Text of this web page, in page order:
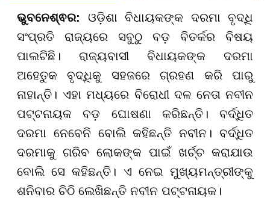
ଭୁବନେଶ୍ଵର: ଓଡ଼ିଶା ବିଧାୟକଙ୍କ ଦରମା ବୃଦ୍ଧି
ସଂପ୍ରତି ରାଜ୍ୟରେ ସବୁଠୁ ବଡ଼ ବିତର୍କର ବିଷୟ
ପାଲଟିଛି। ରାଜ୍ୟବାସୀ ବିଧାୟକଙ୍କ ଦରମା
ଅହେତୁକ ବୃଦ୍ଧିକୁ ସହଜରେ ଗ୍ରହଣ କରି ପାରୁ
ନାହାନ୍ତି। ଏହା ମଧ୍ୟରେ ବିରୋଧୀ ଦଳ ନେତା ନବୀନ
ପଟ୍ଟନାୟକ ବଡ଼ ଘୋଷଣା କରିଛନ୍ତି। ବର୍ଦ୍ଧିତ
ଦରମା ନେବେନି ବୋଲି କହିଛନ୍ତି ନବୀନ। ବର୍ଦ୍ଧିତ
ଦରମାକୁ ଗରିବ ଲୋକଙ୍କ ପାଇଁ ଖର୍ଚ୍ଚ କରାଯାଉ
ବୋଲି ସେ କହିଛନ୍ତି। ଏ ନେଇ ମୁଖ୍ୟମନ୍ତ୍ରୀଙ୍କୁ
ଶନିବାର ଚିଠି ଲେଖିଛନ୍ତି ନବୀନ ପଟ୍ଟନାୟକ।​​​​​​​